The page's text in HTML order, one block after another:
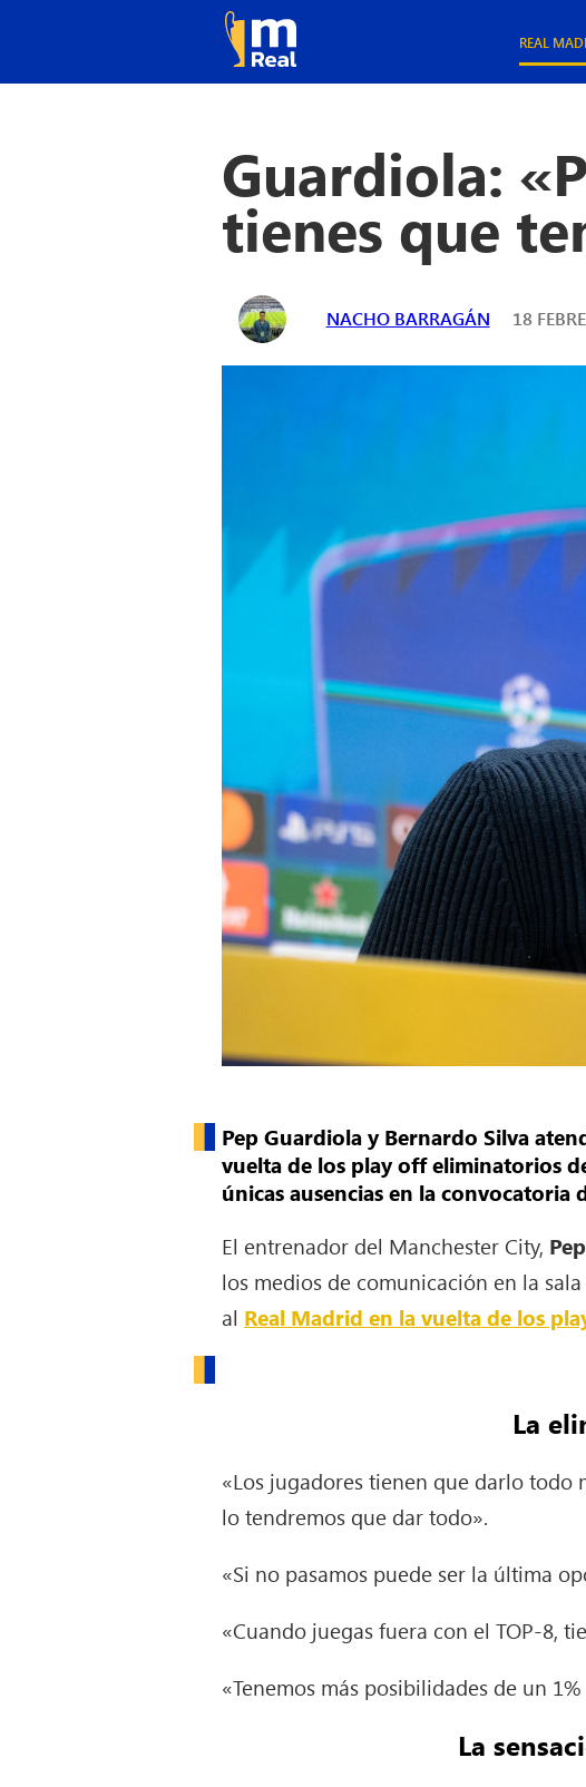
REAL
Guardiola:
tienes que
NACHO BARRAGÁN 18
Pep Guardiola y Bernardo Silva
vuelta de los play off eliminatorios
únicas ausencias en la convocatoria
El entrenador del Manchester City,
los medios de comunicación en la
al Real Madrid en la vuelta de los
La
«Los jugadores tienen que darlo todo
lo tendremos que dar todo».
«Si no pasamos puede ser la última
«Cuando juegas fuera con el TOP-8,
«Tenemos más posibilidades de un
La